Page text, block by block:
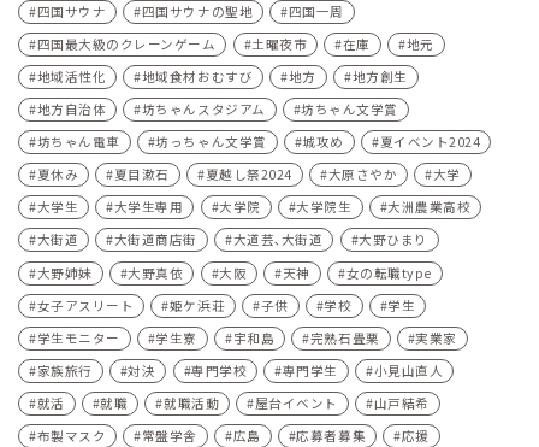
四国サウナ
四国サウナの聖地
四国一周
四国最大級のクレーンゲーム
土曜夜市 在庫
地元
地域活性化
地域食材おむすび 地方
地方創生
地方自治体
坊ちゃんスタジアム
坊ちゃん文学賞
坊ちゃん電車
坊っちゃん文学賞 城攻め
夏イベント2024
夏休み
夏目漱石 夏越し祭2024 大原さやか
大学
大学生
大学生専用 大学院 大学院生
大洲農業高校
大街道
大街道商店街 大道芸､大街道
大野ひまり
大野姉妹
大野真依 大阪 天神
女の転職type
女子アスリート
姫ケ浜荘 子供 学校
学生
学生モニター
学生寮 宇和島 完熟石畳栗
実業家
家族旅行
対決 専門学校 専門学生
小見山直人
就活
就職 就職活動 屋台イベント
山戸結希
布製マスク
常盤学舎 広島 応募者募集
応援